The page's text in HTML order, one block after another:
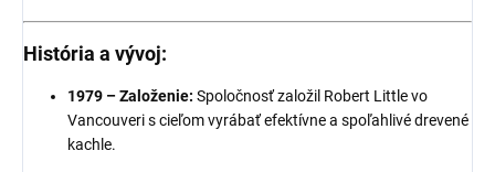
História a vývoj:
1979 – Založenie: Spoločnosť založil Robert Little vo
Vancouveri s cieľom vyrábať efektívne a spoľahlivé drevené
kachle.